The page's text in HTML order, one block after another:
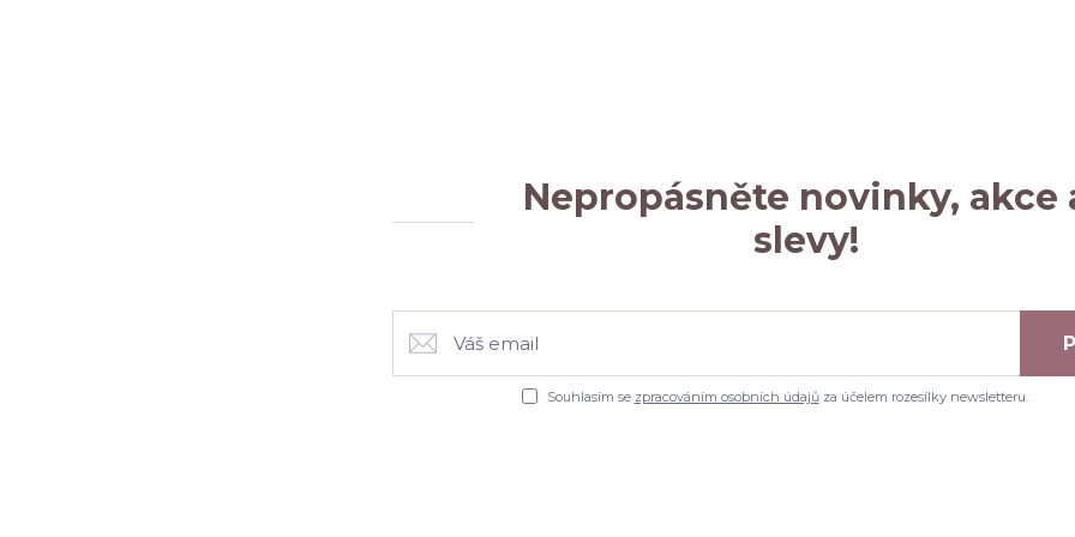
Nepropásněte novinky, akce
slevy!
Souhlasím se zpracováním osobních údajůza účelem rozesílky newsletteru.